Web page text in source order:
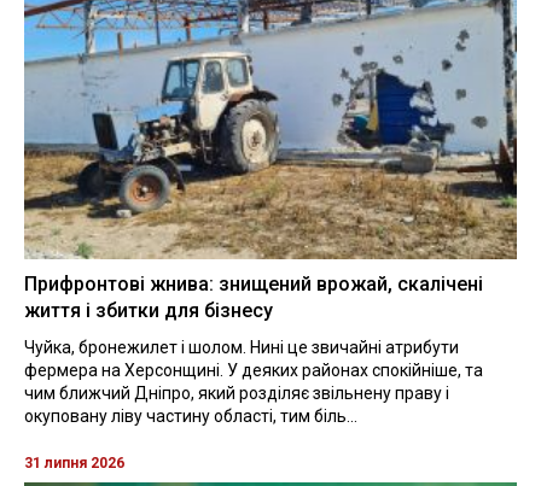
Прифронтові жнива: знищений врожай, скалічені
життя і збитки для бізнесу
Чуйка, бронежилет і шолом. Нині це звичайні атрибути
фермера на Херсонщині. У деяких районах спокійніше, та
чим ближчий Дніпро, який розділяє звільнену праву і
окуповану ліву частину області, тим біль...
31 липня 2026